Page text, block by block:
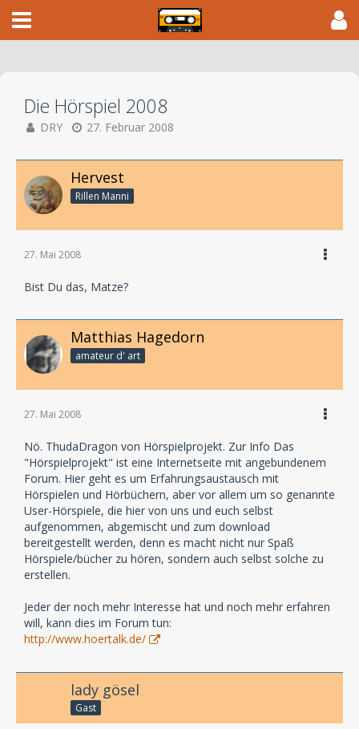
Die Hörspiel 2008
DRY 27. Februar 2008
Hervest
Rillen Manni
27. Mai 2008
Bist Du das, Matze?
Matthias Hagedorn
amateur d' art
27. Mai 2008
Nö. ThudaDragon von Hörspielprojekt. Zur Info Das
"Hörspielprojekt" ist eine Internetseite mit angebundenem
Forum. Hier geht es um Erfahrungsaustausch mit
Hörspielen und Hörbüchern, aber vor allem um so genannte
User-Hörspiele, die hier von uns und euch selbst
aufgenommen, abgemischt und zum download
bereitgestellt werden, denn es macht nicht nur Spaß
Hörspiele/bücher zu hören, sondern auch selbst solche zu
erstellen.
Jeder der noch mehr Interesse hat und noch mehr erfahren
will, kann dies im Forum tun:
http://www.hoertalk.de/
lady gösel
Gast